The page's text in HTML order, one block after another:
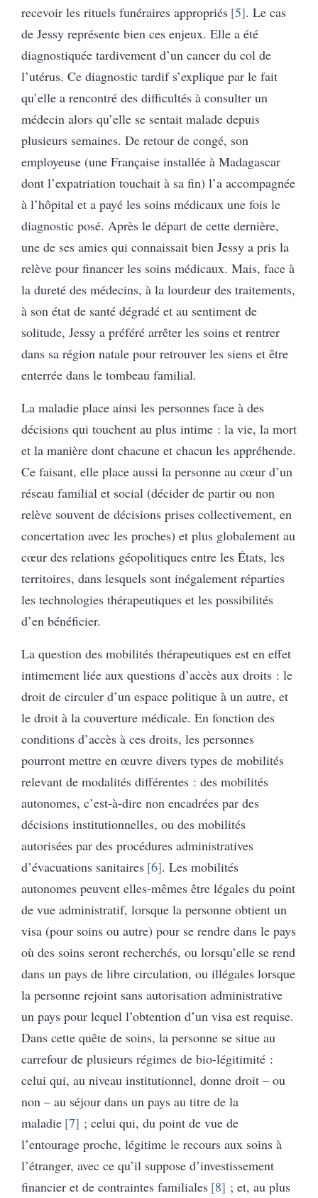
recevoir les rituels funéraires appropriés 5 . Le cas
de Jessy représente bien ces enjeux. Elle a été
diagnostiquée tardivement d’un cancer du col de
l’utérus. Ce diagnostic tardif s’explique par le fait
qu’elle a rencontré des difficultés à consulter un
médecin alors qu’elle se sentait malade depuis
plusieurs semaines. De retour de congé, son
employeuse (une Française installée à Madagascar
dont l’expatriation touchait à sa fin) l’a accompagnée
à l’hôpital et a payé les soins médicaux une fois le
diagnostic posé. Après le départ de cette dernière,
une de ses amies qui connaissait bien Jessy a pris la
relève pour financer les soins médicaux. Mais, face à
la dureté des médecins, à la lourdeur des traitements,
à son état de santé dégradé et au sentiment de
solitude, Jessy a préféré arrêter les soins et rentrer
dans sa région natale pour retrouver les siens et être
enterrée dans le tombeau familial.
La maladie place ainsi les personnes face à des
décisions qui touchent au plus intime : la vie, la mort
et la manière dont chacune et chacun les appréhende.
Ce faisant, elle place aussi la personne au cœur d’un
réseau familial et social (décider de partir ou non
relève souvent de décisions prises collectivement, en
concertation avec les proches) et plus globalement au
cœur des relations géopolitiques entre les États, les
territoires, dans lesquels sont inégalement réparties
les technologies thérapeutiques et les possibilités
d’en bénéficier.
La question des mobilités thérapeutiques est en effet
intimement liée aux questions d’accès aux droits : le
droit de circuler d’un espace politique à un autre, et
le droit à la couverture médicale. En fonction des
conditions d’accès à ces droits, les personnes
pourront mettre en œuvre divers types de mobilités
relevant de modalités différentes : des mobilités
autonomes, c’est-à-dire non encadrées par des
décisions institutionnelles, ou des mobilités
autorisées par des procédures administratives
d’évacuations sanitaires 6 . Les mobilités
autonomes peuvent elles-mêmes être légales du point
de vue administratif, lorsque la personne obtient un
visa (pour soins ou autre) pour se rendre dans le pays
où des soins seront recherchés, ou lorsqu’elle se rend
dans un pays de libre circulation, ou illégales lorsque
la personne rejoint sans autorisation administrative
un pays pour lequel l’obtention d’un visa est requise.
Dans cette quête de soins, la personne se situe au
carrefour de plusieurs régimes de bio-légitimité :
celui qui, au niveau institutionnel, donne droit – ou
non – au séjour dans un pays au titre de la
maladie 7 ; celui qui, du point de vue de
l’entourage proche, légitime le recours aux soins à
l’étranger, avec ce qu’il suppose d’investissement
financier et de contraintes familiales 8 ; et, au plus